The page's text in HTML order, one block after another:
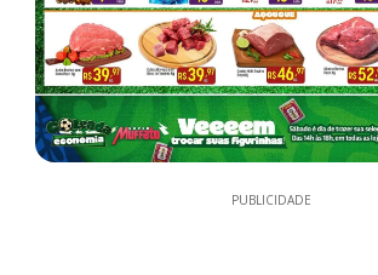
PUBLICIDADE